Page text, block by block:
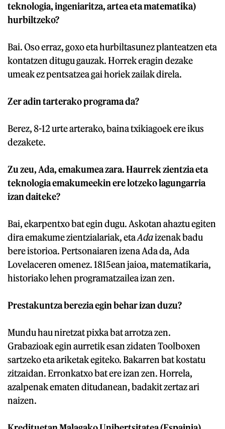
teknologia, ingeniaritza, artea eta matematika)
hurbiltzeko?
Bai. Oso erraz, goxo eta hurbiltasunez planteatzen eta
kontatzen ditugu gauzak. Horrek eragin dezake
umeak ez pentsatzea gai horiek zailak direla.
Zer adin tarterako programa da?
Berez, 8-12 urte arterako, baina txikiagoek ere ikus
dezakete.
Zu zeu, Ada, emakumea zara. Haurrek zientzia eta
teknologia emakumeekin ere lotzeko lagungarria
izan daiteke?
Bai, ekarpentxo bat egin dugu. Askotan ahaztu egiten
dira emakume zientzialariak, etaAdaizenak badu
bere istorioa. Pertsonaiaren izena Ada da, Ada
Lovelaceren omenez. 1815ean jaioa, matematikaria,
historiako lehen programatzailea izan zen.
Prestakuntza berezia egin behar izan duzu?
Mundu hau niretzat pixka bat arrotza zen.
Grabazioak egin aurretik esan zidaten Toolboxen
sartzeko eta ariketak egiteko. Bakarren bat kostatu
zitzaidan. Erronkatxo bat ere izan zen. Horrela,
azalpenak ematen ditudanean, badakit zertaz ari
naizen.